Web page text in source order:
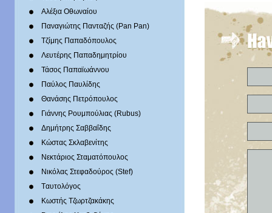
Αλέξια Οθωναίου
Παναγιώτης Πανταζής (Pan Pan)
Τζίμης Παπαδόπουλος
Λευτέρης Παπαδημητρίου
Τάσος Παπαϊωάννου
Παύλος Παυλίδης
Θανάσης Πετρόπουλος
Γιάννης Ρουμπούλιας (Rubus)
Δημήτρης Σαββαΐδης
Κώστας Σκλαβενίτης
Νεκτάριος Σταματόπουλος
Νικόλας Στεφαδούρος (Stef)
Tαυτολόγος
Κωστής Τζωρτζακάκης